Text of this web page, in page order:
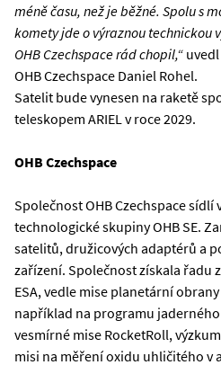
méně času, než je běžné. Spolu s
komety jde o výraznou technickou
OHB Czechspace rád chopil,“
OHB Czechspace Daniel Rohel.
Satelit bude vynesen na raketě
teleskopem ARIEL v roce 2029.
OHB Czechspace
Společnost OHB Czechspace sídlí
technologické skupiny OHB SE.
satelitů, družicových adaptérů a
zařízení. Společnost získala řadu
ESA, vedle mise planetární
například na programu
vesmírné mise RocketRoll,
misi na měření oxidu uhličitého v